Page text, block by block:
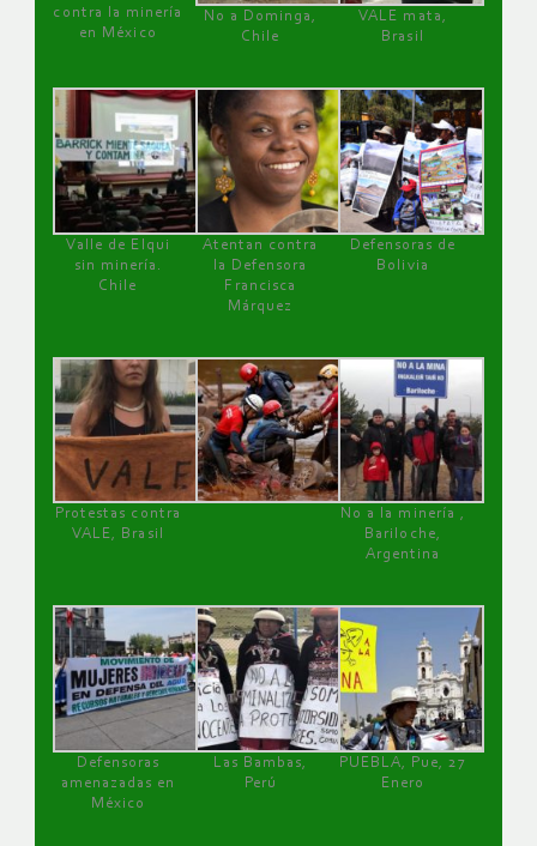
contra la minería
en México
No a Dominga,
Chile
VALE mata,
Brasil
Valle de Elqui
sin minería.
Chile
Atentan contra
la Defensora
Francisca
Márquez
Defensoras de
Bolivia
Protestas contra
VALE, Brasil
No a la minería ,
Bariloche,
Argentina
Defensoras
amenazadas en
México
Las Bambas,
Perú
PUEBLA, Pue, 27
Enero